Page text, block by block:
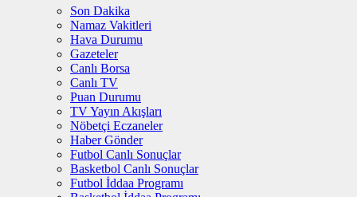
Son Dakika
Namaz Vakitleri
Hava Durumu
Gazeteler
Canlı Borsa
Canlı TV
Puan Durumu
TV Yayın Akışları
Nöbetçi Eczaneler
Haber Gönder
Futbol Canlı Sonuçlar
Basketbol Canlı Sonuçlar
Futbol İddaa Programı